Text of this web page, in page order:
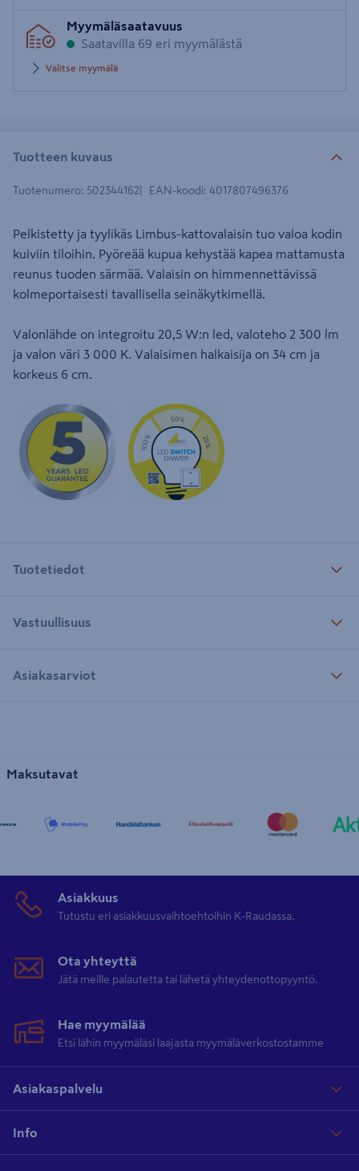
postinumero
Myymäläsaatavuus
Saatavilla 69 eri myymälästä
Valitse myymälä
Tuotteen kuvaus
Tuotenumero: 502344162 EAN-koodi: 4017807496376
Pelkistetty ja tyylikäs Limbus-kattovalaisin tuo valoa kodin
kuiviin tiloihin. Pyöreää kupua kehystää kapea mattamusta
reunus tuoden särmää. Valaisin on himmennettävissä
kolmeportaisesti tavallisella seinäkytkimellä.
Valonlähde on integroitu 20,5 W:n led, valoteho 2 300 lm
ja valon väri 3 000 K. Valaisimen halkaisija on 34 cm ja
korkeus 6 cm.
Tuotetiedot
Vastuullisuus
Asiakasarviot
Maksutavat
Asiakkuus
Tutustu eri asiakkuusvaihtoehtoihin K-Raudassa.
Ota yhteyttä
Jätä meille palautetta tai lähetä yhteydenottopyyntö.
Hae myymälää
Etsi lähin myymäläsi laajasta myymäläverkostostamme
Asiakaspalvelu
Info